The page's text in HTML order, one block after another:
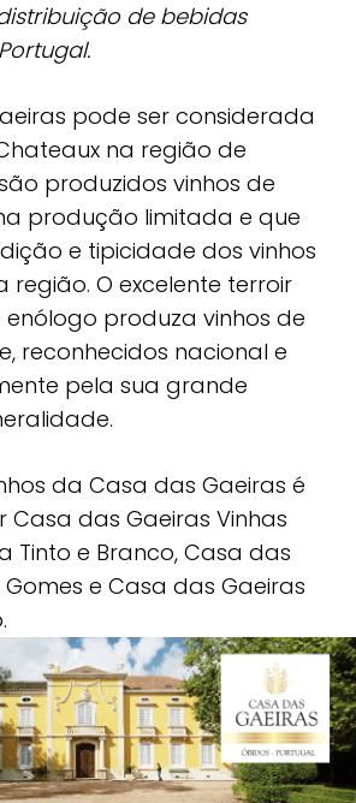
de bebidas
pode ser considerada
na região de
produzidos vinhos de
produção limitada e que
e tipicidade dos vinhos
região. O excelente terroir
produza vinhos de
reconhecidos nacional e
pela sua grande
da Casa das Gaeiras é
das Gaeiras Vinhas
Tinto e Branco, Casa das
e Casa das Gaeiras